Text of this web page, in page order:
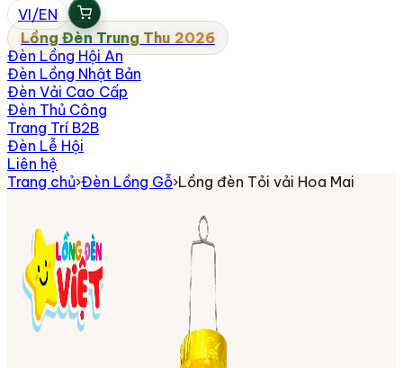
VI/EN
Lồng Đèn Trung Thu 2026
Đèn Lồng Hội An
Đèn Lồng Nhật Bản
Đèn Vải Cao Cấp
Đèn Thủ Công
Trang Trí B2B
Đèn Lễ Hội
Liên hệ
Trang chủ›Đèn Lồng Gỗ›Lồng đèn Tỏi vải Hoa Mai